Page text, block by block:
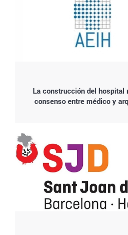
La construcción del hospital
consenso entre médico y